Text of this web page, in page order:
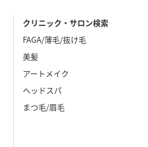
クリニック・サロン検索
FAGA/薄毛/抜け毛
美髪
アートメイク
ヘッドスパ
まつ毛/眉毛